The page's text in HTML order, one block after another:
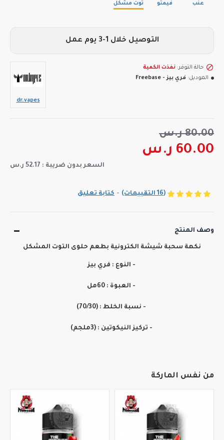
عنب فيمتو توت مشكل
(16 التقييمات) - كتابة تعليق
60.00 ر.س
80.00 ر.س
السعر بدون ضريبة : 52.17 ر.س
حالة التوفر: نفذت الكمية
الموديل: فري بيز - Freebase
dr.vapes
التوصيل خلال 1-3 يوم عمل
وصف المنتج
نكهة سحبة شيشة الكترونية بطعم حلوى التوت المشكل
- النوع : فري بيز
- العبوة : 60مل
- نسبة الخلط : (70/30)
- تركيز النيكوتين : (3ملجم)
من نفس الماركة